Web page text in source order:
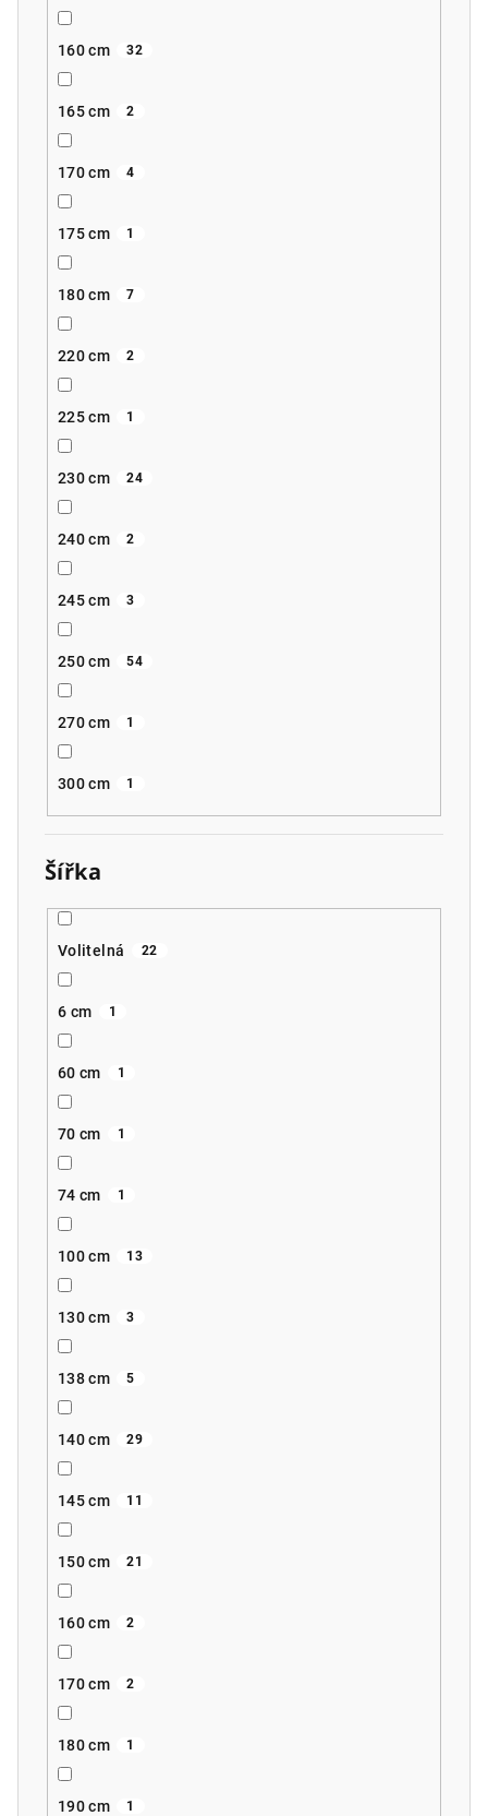
160 cm 32
165 cm 2
170 cm 4
175 cm 1
180 cm 7
220 cm 2
225 cm 1
230 cm 24
240 cm 2
245 cm 3
250 cm 54
270 cm 1
300 cm 1
Šířka
Volitelná 22
6 cm 1
60 cm 1
70 cm 1
74 cm 1
100 cm 13
130 cm 3
138 cm 5
140 cm 29
145 cm 11
150 cm 21
160 cm 2
170 cm 2
180 cm 1
190 cm 1